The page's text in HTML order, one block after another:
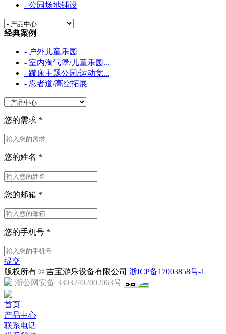
- 公园场地铺设
经典案例
- 户外儿童乐园
- 室内淘气堡/儿童乐园...
- 蹦床主题公园/运动竞...
- 忍者道/高空拓展
您的需求 *
您的姓名 *
您的邮箱 *
您的手机号 *
提交
版权所有 © 吉宝游乐设备有限公司 浙ICP备17003858号-1
浙公网安备 33032402002063号
首页
产品中心
联系电话